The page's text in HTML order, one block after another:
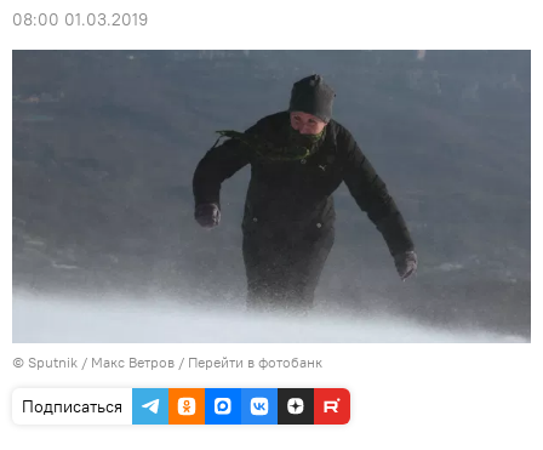
08:00 01.03.2019
© Sputnik / Макс Ветров / Перейти в фотобанк
Подписаться